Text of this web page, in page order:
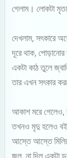
গেলাম। লোকটা
দেখলাম, সৎকারে
দূরে থাক,
একটা কাঠ তুলে
তার এখন সৎকার
আকাশ মরে
তখনও মৃদু হলেও
আস্তে আস্তে
জল, না দিল একটা